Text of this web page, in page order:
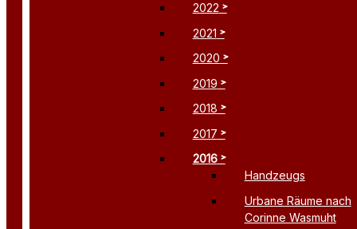
2022
2021
2020
2019
2018
2017
2016
Handzeugs
Urbane Räume nach
Corinne Wasmuht